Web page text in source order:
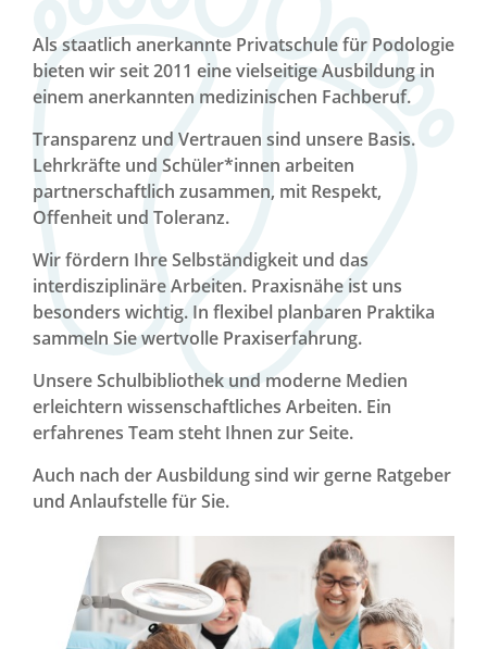
Als staatlich anerkannte Privatschule für Podologie
bieten wir seit 2011 eine vielseitige Ausbildung in
einem anerkannten medizinischen Fachberuf.
Transparenz und Vertrauen sind unsere Basis.
Lehrkräfte und Schüler*innen arbeiten
partnerschaftlich zusammen, mit Respekt,
Offenheit und Toleranz.
Wir fördern Ihre Selbständigkeit und das
interdisziplinäre Arbeiten. Praxisnähe ist uns
besonders wichtig. In flexibel planbaren Praktika
sammeln Sie wertvolle Praxiserfahrung.
Unsere Schulbibliothek und moderne Medien
erleichtern wissenschaftliches Arbeiten. Ein
erfahrenes Team steht Ihnen zur Seite.
Auch nach der Ausbildung sind wir gerne Ratgeber
und Anlaufstelle für Sie.